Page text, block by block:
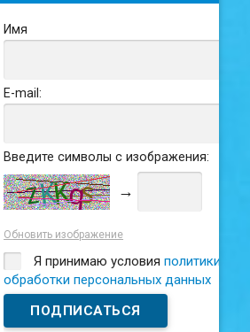
Имя
E-mail:
Введите символы с изображения:
→
Обновить изображение
Я принимаю условияполитики
обработки персональных данных